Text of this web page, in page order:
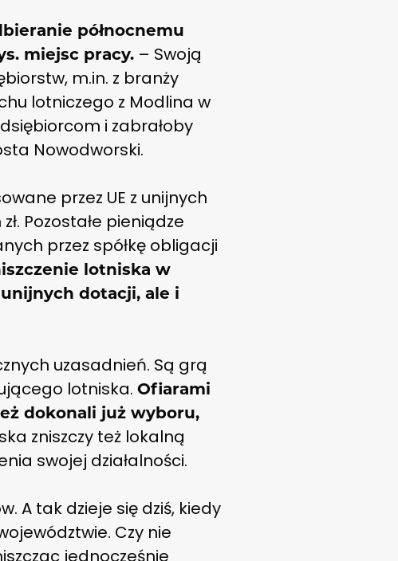
północnemu
miejsc pracy. – Swoją
m.in. z branży
lotniczego z Modlina w
i zabrałoby
Nowodworski.
przez UE z unijnych
Pozostałe pieniądze
przez spółkę obligacji
lotniska w
dotacji, ale i
uzasadnień. Są grą
lotniska. Ofiarami
dokonali już wyboru,
zniszczy też lokalną
swojej działalności.
A tak dzieje się dziś, kiedy
Czy nie
jednocześnie